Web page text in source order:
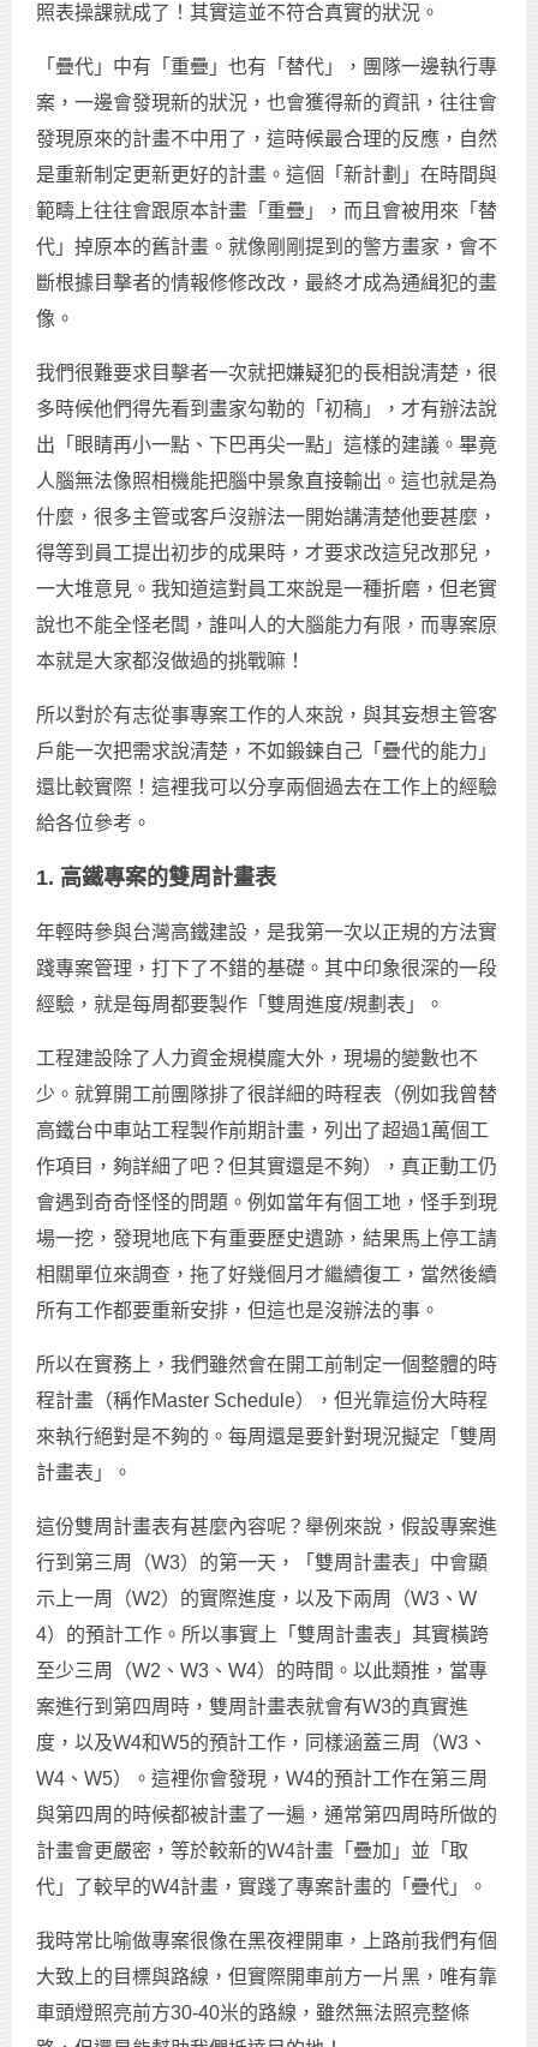
照表操課就成了！其實這並不符合真實的狀況。
「疊代」中有「重疊」也有「替代」，團隊一邊執行專
案，一邊會發現新的狀況，也會獲得新的資訊，往往會
發現原來的計畫不中用了，這時候最合理的反應，自然
是重新制定更新更好的計畫。這個「新計劃」在時間與
範疇上往往會跟原本計畫「重疊」，而且會被用來「替
代」掉原本的舊計畫。就像剛剛提到的警方畫家，會不
斷根據目擊者的情報修修改改，最終才成為通緝犯的畫
像。
我們很難要求目擊者一次就把嫌疑犯的長相說清楚，很
多時候他們得先看到畫家勾勒的「初稿」，才有辦法說
出「眼睛再小一點、下巴再尖一點」這樣的建議。畢竟
人腦無法像照相機能把腦中景象直接輸出。這也就是為
什麼，很多主管或客戶沒辦法一開始講清楚他要甚麼，
得等到員工提出初步的成果時，才要求改這兒改那兒，
一大堆意見。我知道這對員工來說是一種折磨，但老實
說也不能全怪老闆，誰叫人的大腦能力有限，而專案原
本就是大家都沒做過的挑戰嘛！
所以對於有志從事專案工作的人來說，與其妄想主管客
戶能一次把需求說清楚，不如鍛鍊自己「疊代的能力」
還比較實際！這裡我可以分享兩個過去在工作上的經驗
給各位參考。
1. 高鐵專案的雙周計畫表
年輕時參與台灣高鐵建設，是我第一次以正規的方法實
踐專案管理，打下了不錯的基礎。其中印象很深的一段
經驗，就是每周都要製作「雙周進度/規劃表」。
工程建設除了人力資金規模龐大外，現場的變數也不
少。就算開工前團隊排了很詳細的時程表（例如我曾替
高鐵台中車站工程製作前期計畫，列出了超過1萬個工
作項目，夠詳細了吧？但其實還是不夠），真正動工仍
會遇到奇奇怪怪的問題。例如當年有個工地，怪手到現
場一挖，發現地底下有重要歷史遺跡，結果馬上停工請
相關單位來調查，拖了好幾個月才繼續復工，當然後續
所有工作都要重新安排，但這也是沒辦法的事。
所以在實務上，我們雖然會在開工前制定一個整體的時
程計畫（稱作Master Schedule），但光靠這份大時程
來執行絕對是不夠的。每周還是要針對現況擬定「雙周
計畫表」。
這份雙周計畫表有甚麼內容呢？舉例來說，假設專案進
行到第三周（W3）的第一天，「雙周計畫表」中會顯
示上一周（W2）的實際進度，以及下兩周（W3、W
4）的預計工作。所以事實上「雙周計畫表」其實橫跨
至少三周（W2、W3、W4）的時間。以此類推，當專
案進行到第四周時，雙周計畫表就會有W3的真實進
度，以及W4和W5的預計工作，同樣涵蓋三周（W3、
W4、W5）。這裡你會發現，W4的預計工作在第三周
與第四周的時候都被計畫了一遍，通常第四周時所做的
計畫會更嚴密，等於較新的W4計畫「疊加」並「取
代」了較早的W4計畫，實踐了專案計畫的「疊代」。
我時常比喻做專案很像在黑夜裡開車，上路前我們有個
大致上的目標與路線，但實際開車前方一片黑，唯有靠
車頭燈照亮前方30-40米的路線，雖然無法照亮整條